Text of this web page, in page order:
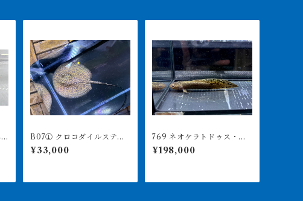
B07① クロコダイルスティ
¥33,000
769 ネオケラトドゥス・フ
ォルステリ 17㎝前後 ブ
リスベンリバー 証明書あ
¥198,000